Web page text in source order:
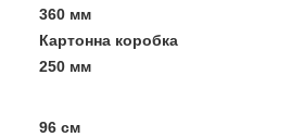
360 мм
Картонна коробка
250 мм
96 см